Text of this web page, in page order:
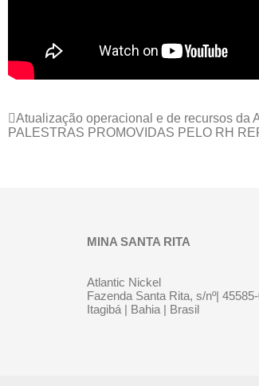
Atualização operacional e de recursos da
PALESTRAS PROMOVIDAS PELO RH
MINA SANTA RITA
Atlantic Nickel
Fazenda Santa Rita, s/nº|
Itagibá | Bahia | Brasil